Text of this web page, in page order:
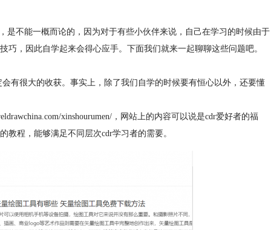
是不能一概而论的，因为对于有些小伙伴来说，自己在学习的时候由于
，因此自学起来会得心应手。下面我们就来一起聊聊这些问题吧。
有很大的收获。事实上，除了我们自学的时候要有恒心以外，还要懂
xinshourumen/，网站上的内容可以说是cdr爱好者的福
程，能够满足不同层次cdr学习者的需要。